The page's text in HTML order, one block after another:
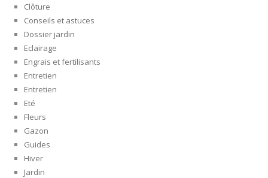
Clôture
Conseils et astuces
Dossier jardin
Eclairage
Engrais et fertilisants
Entretien
Entretien
Eté
Fleurs
Gazon
Guides
Hiver
Jardin